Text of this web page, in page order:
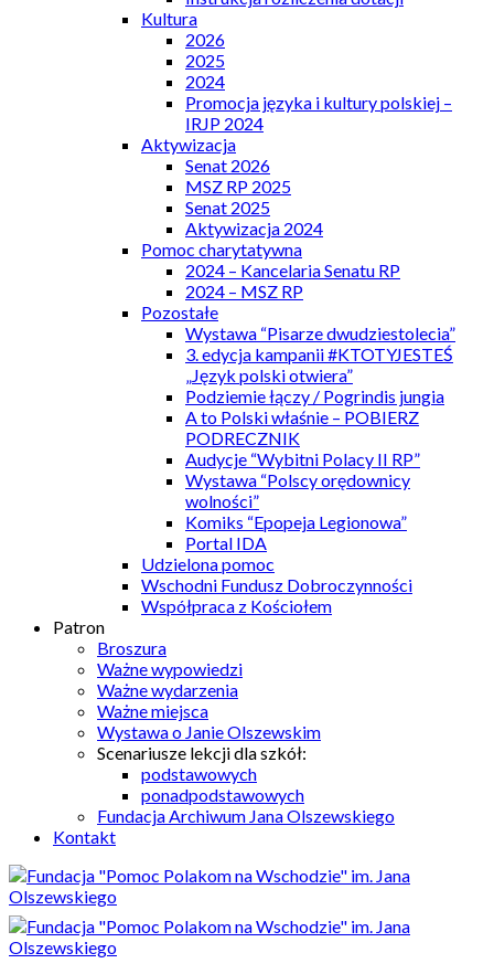
Kultura
2026
2025
2024
Promocja języka i kultury polskiej –
IRJP 2024
Aktywizacja
Senat 2026
MSZ RP 2025
Senat 2025
Aktywizacja 2024
Pomoc charytatywna
2024 – Kancelaria Senatu RP
2024 – MSZ RP
Pozostałe
Wystawa “Pisarze dwudziestolecia”
3. edycja kampanii #KTOTYJESTEŚ
„Język polski otwiera”
Podziemie łączy / Pogrindis jungia
A to Polski właśnie – POBIERZ
PODRECZNIK
Audycje “Wybitni Polacy II RP”
Wystawa “Polscy orędownicy
wolności”
Komiks “Epopeja Legionowa”
Portal IDA
Udzielona pomoc
Wschodni Fundusz Dobroczynności
Współpraca z Kościołem
Patron
Broszura
Ważne wypowiedzi
Ważne wydarzenia
Ważne miejsca
Wystawa o Janie Olszewskim
Scenariusze lekcji dla szkół:
podstawowych
ponadpodstawowych
Fundacja Archiwum Jana Olszewskiego
Kontakt